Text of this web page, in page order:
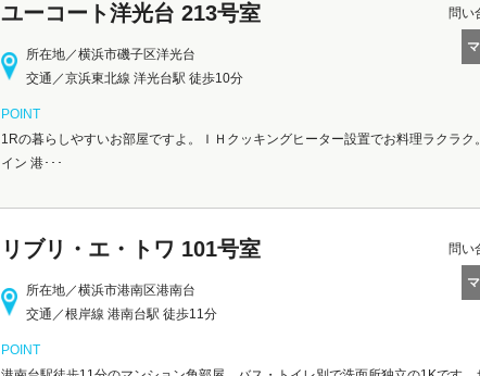
ユーコート洋光台 213号室
所在地／横浜市磯子区洋光台
交通／京浜東北線 洋光台駅 徒歩10分
問い
POINT
1Rの暮らしやすいお部屋ですよ。ＩＨクッキングヒーター設置でお料理ラクラク
イン 港･･･
リブリ・エ・トワ 101号室
所在地／横浜市港南区港南台
交通／根岸線 港南台駅 徒歩11分
問い
POINT